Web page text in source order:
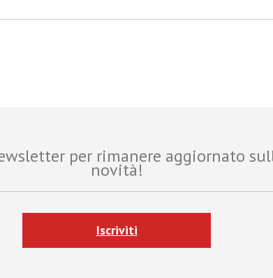
per rimanere aggiornato
novità!
Iscriviti